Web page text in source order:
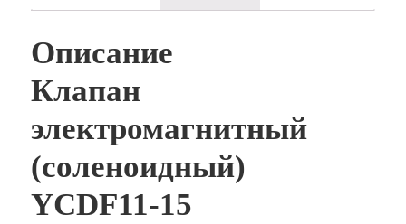
Описание
Клапан
электромагнитный
(соленоидный)
YCDF11-15